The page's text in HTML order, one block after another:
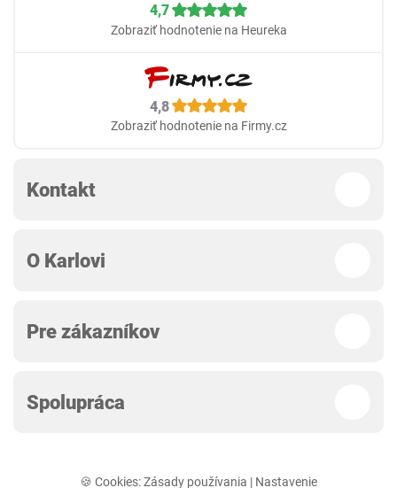
4,7
Zobraziť hodnotenie na Heureka
4,8
Zobraziť hodnotenie na Firmy.cz
Kontakt
O Karlovi
Pre zákazníkov
Spolupráca
🍪 Cookies:Zásady používania | Nastavenie